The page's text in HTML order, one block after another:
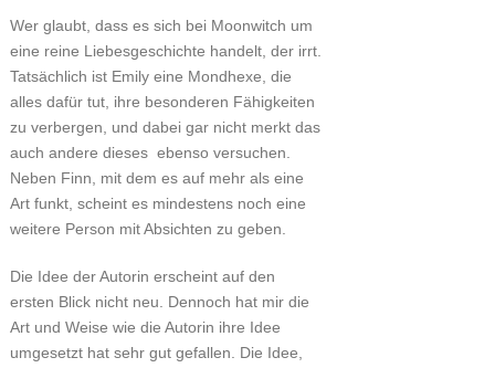
Wer glaubt, dass es sich bei Moonwitch um
eine reine Liebesgeschichte handelt, der irrt.
Tatsächlich ist Emily eine Mondhexe, die
alles dafür tut, ihre besonderen Fähigkeiten
zu verbergen, und dabei gar nicht merkt das
auch andere dieses ebenso versuchen.
Neben Finn, mit dem es auf mehr als eine
Art funkt, scheint es mindestens noch eine
weitere Person mit Absichten zu geben.
Die Idee der Autorin erscheint auf den
ersten Blick nicht neu. Dennoch hat mir die
Art und Weise wie die Autorin ihre Idee
umgesetzt hat sehr gut gefallen. Die Idee,